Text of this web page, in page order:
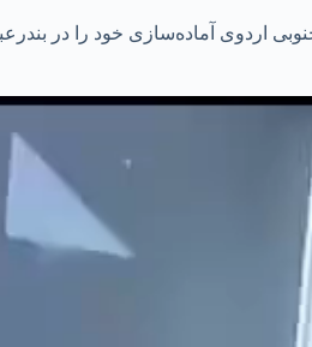
اردوی آماده‌سازی خود را در